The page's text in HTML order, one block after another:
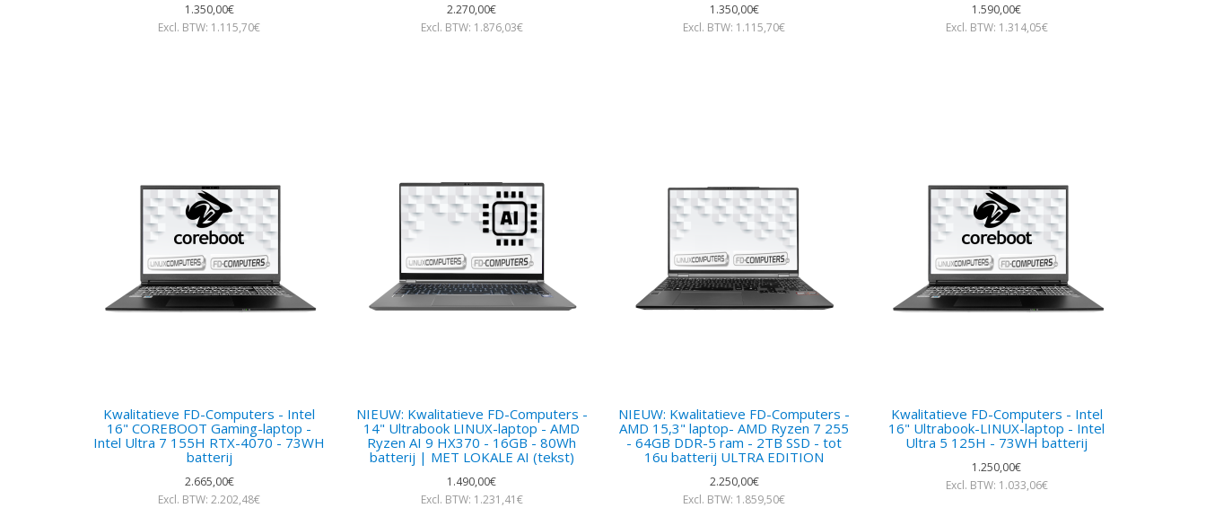
1.350,00€
Excl. BTW: 1.115,70€
2.270,00€
Excl. BTW: 1.876,03€
1.350,00€
Excl. BTW: 1.115,70€
1.590,00€
Excl. BTW: 1.314,05€
Kwalitatieve FD-Computers - Intel
16" COREBOOT Gaming-laptop -
Intel Ultra 7 155H RTX-4070 - 73WH
batterij
2.665,00€
Excl. BTW: 2.202,48€
NIEUW: Kwalitatieve FD-Computers -
14" Ultrabook LINUX-laptop - AMD
Ryzen AI 9 HX370 - 16GB - 80Wh
batterij | MET LOKALE AI (tekst)
1.490,00€
Excl. BTW: 1.231,41€
NIEUW: Kwalitatieve FD-Computers -
AMD 15,3" laptop- AMD Ryzen 7 255
- 64GB DDR-5 ram - 2TB SSD - tot
16u batterij ULTRA EDITION
2.250,00€
Excl. BTW: 1.859,50€
Kwalitatieve FD-Computers - Intel
16" Ultrabook-LINUX-laptop - Intel
Ultra 5 125H - 73WH batterij
1.250,00€
Excl. BTW: 1.033,06€